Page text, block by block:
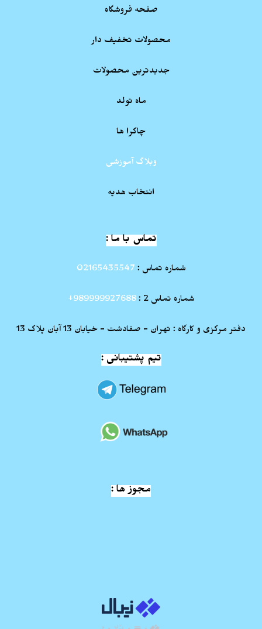
صفحه فروشگاه
محصولات تخفیف دار
جدیدترین محصولات
ماه تولد
چاکرا ها
وبلاگ آموزشی
انتخاب هدیه
تماس با ما :
شماره تماس : 02165435547
شماره تماس 2 : 989999927688+
دفتر مرکزی و کارگاه : تهران - صفادشت - خیابان 13 آبان پلاک 13
تیم پشتیبانی :
مجوز ها :